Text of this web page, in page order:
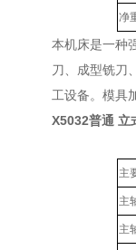
净
本机床是一种
刀、成型铣刀
工设备。模具
X5032普通 立
主
主
主